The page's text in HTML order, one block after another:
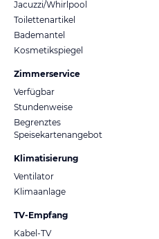
Jacuzzi/Whirlpool
Toilettenartikel
Bademantel
Kosmetikspiegel
Zimmerservice
Verfügbar
Stundenweise
Begrenztes
Speisekartenangebot
Klimatisierung
Ventilator
Klimaanlage
TV-Empfang
Kabel-TV